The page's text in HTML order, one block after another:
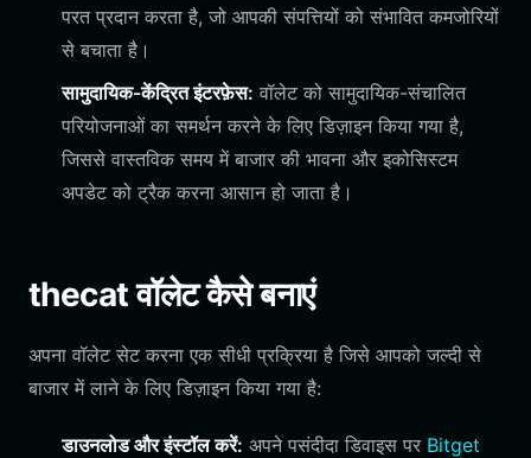
परत प्रदान करता है, जो आपकी संपत्तियों को संभावित कमजोरियों
से बचाता है।
सामुदायिक-केंद्रित इंटरफ़ेस: वॉलेट को सामुदायिक-संचालित
परियोजनाओं का समर्थन करने के लिए डिज़ाइन किया गया है,
जिससे वास्तविक समय में बाजार की भावना और इकोसिस्टम
अपडेट को ट्रैक करना आसान हो जाता है।
thecat वॉलेट कैसे बनाएं
अपना वॉलेट सेट करना एक सीधी प्रक्रिया है जिसे आपको जल्दी से
बाजार में लाने के लिए डिज़ाइन किया गया है:
डाउनलोड और इंस्टॉल करें: अपने पसंदीदा डिवाइस पर Bitget